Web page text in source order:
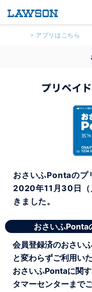
> アプリはこちら
おさいふPontaのプ
2020年11月30日（
きました。
おさいふPonta
会員登録済のおさい
と変わらずご利用い
おさいふPontaに関
タマーセンターまで